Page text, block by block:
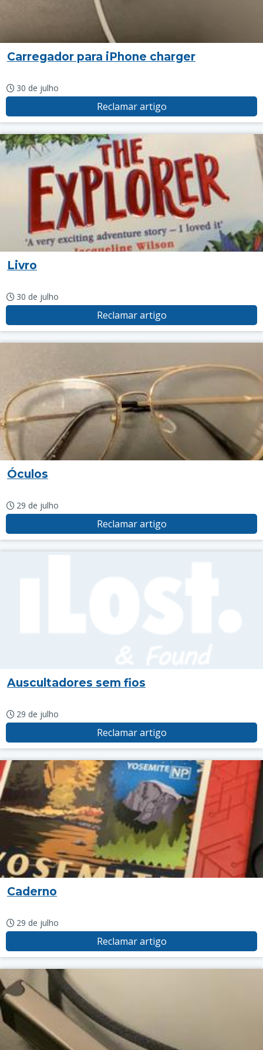
Carregador para iPhone charger
30 de julho
Reclamar artigo
Livro
30 de julho
Reclamar artigo
Óculos
29 de julho
Reclamar artigo
Auscultadores sem fios
29 de julho
Reclamar artigo
Caderno
29 de julho
Reclamar artigo